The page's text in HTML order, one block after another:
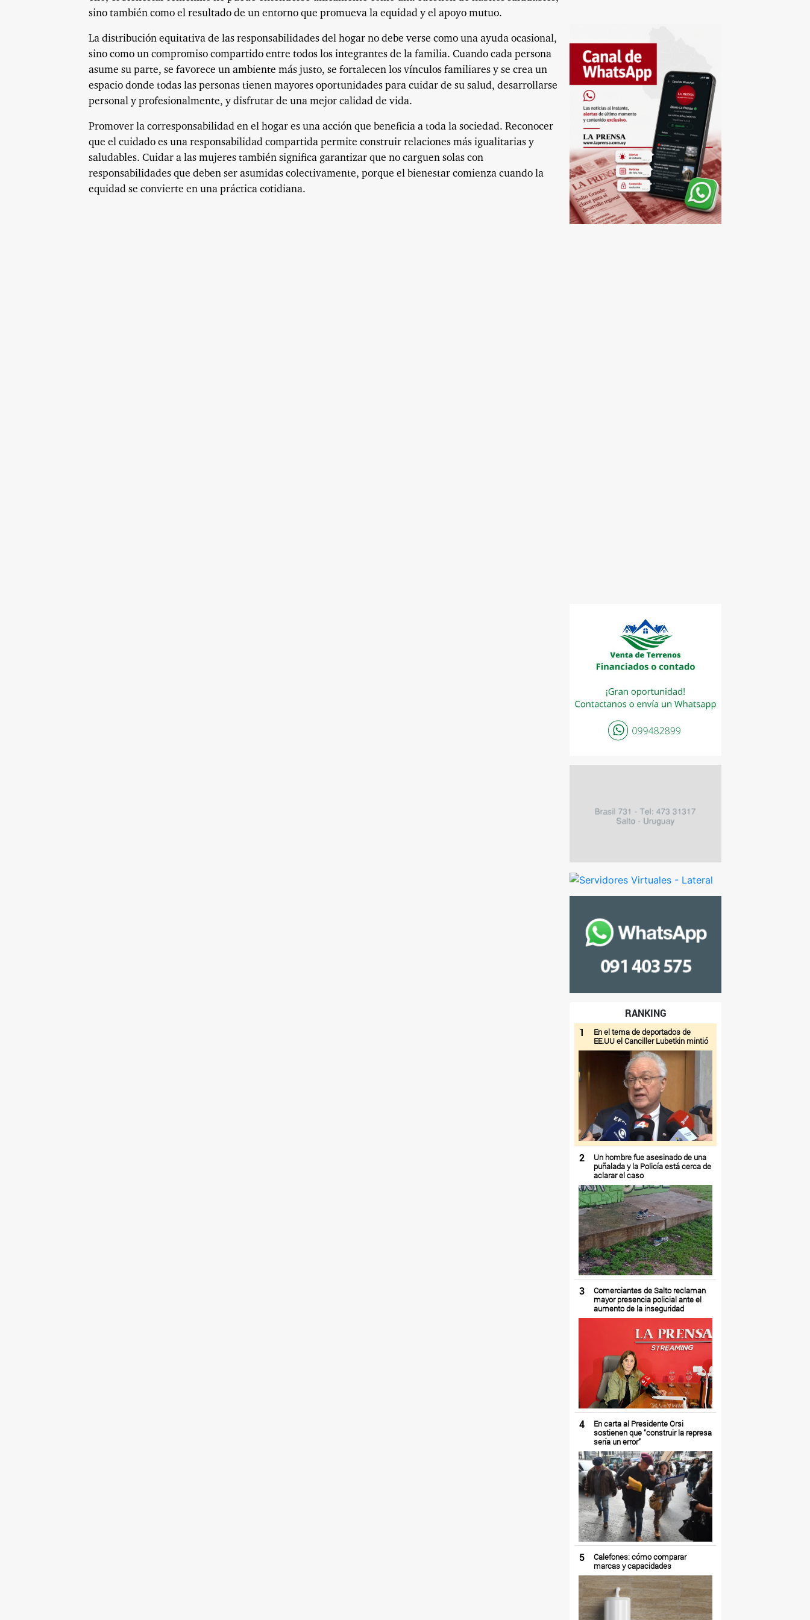
sino también como el resultado de un entorno que promueva la equidad y el apoyo mutuo.
La distribución equitativa de las responsabilidades del hogar no debe verse como una ayuda ocasional,
sino como un compromiso compartido entre todos los integrantes de la familia. Cuando cada persona
asume su parte, se favorece un ambiente más justo, se fortalecen los vínculos familiares y se crea un
espacio donde todas las personas tienen mayores oportunidades para cuidar de su salud, desarrollarse
personal y profesionalmente, y disfrutar de una mejor calidad de vida.
Promover la corresponsabilidad en el hogar es una acción que beneficia a toda la sociedad. Reconocer
que el cuidado es una responsabilidad compartida permite construir relaciones más igualitarias y
saludables. Cuidar a las mujeres también significa garantizar que no carguen solas con
responsabilidades que deben ser asumidas colectivamente, porque el bienestar comienza cuando la
equidad se convierte en una práctica cotidiana.
RANKING
1
En el tema de deportados de
EE.UU el Canciller Lubetkin mintió
2
Un hombre fue asesinado de una
puñalada y la Policía está cerca de
aclarar el caso
3
Comerciantes de Salto reclaman
mayor presencia policial ante el
aumento de la inseguridad
4
En carta al Presidente Orsi
sostienen que “construir la represa
sería un error”
5
Calefones: cómo comparar
marcas y capacidades